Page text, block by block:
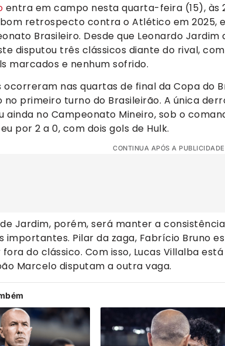
entra em campo nesta quarta-feira (15), às
retrospecto contra o Atlético em 2025,
Brasileiro. Desde que Leonardo
disputou três clássicos diante do rival,
marcados e nenhum sofrido.
ocorreram nas quartas de final da Copa do
no primeiro turno do Brasileirão. A única
ainda no Campeonato Mineiro, sob o
por 2 a 0, com dois gols de Hulk.
CONTINUA APÓS A PUBLICIDADE
Jardim, porém, será manter a
importantes. Pilar da zaga, Fabrício Bruno
do clássico. Com isso, Lucas Villalba
Marcelo disputam a outra vaga.